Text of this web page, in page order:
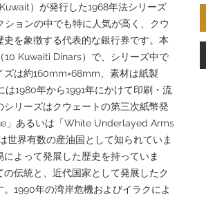
）が発行した1968年法シリーズ
ョンの中でも特に人気が高く、クウ
を象徴する代表的な銀行券です。本
10 Kuwaiti Dinars）で、シリーズ中で
ズは約160mm×68mm、素材は紙製
1980年から1991年にかけて印刷・流
リーズはクウェートの第三次紙幣発
」あるいは「White Underlayed Arms
世界有数の産油国として知られていま
よって発展した歴史を持っていま
伝統と、近代国家として発展したク
1990年の湾岸危機およびイラクによ